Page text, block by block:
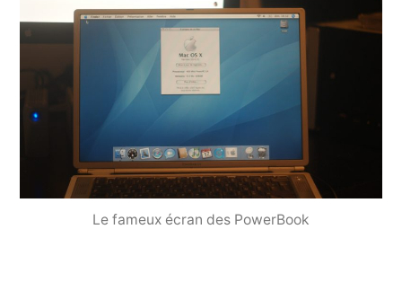
Le fameux écran des PowerBook